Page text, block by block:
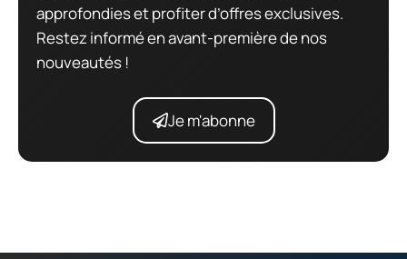
approfondies et profiter d’offres exclusives.
Restez informé en avant-première de nos
nouveautés !
Je m'abonne